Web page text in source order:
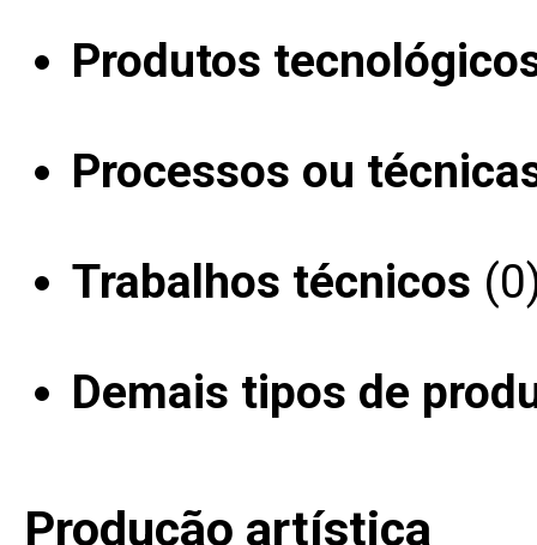
Produtos
Processos ou
Trabalhos técnicos
Demais tipos de
Produção artística